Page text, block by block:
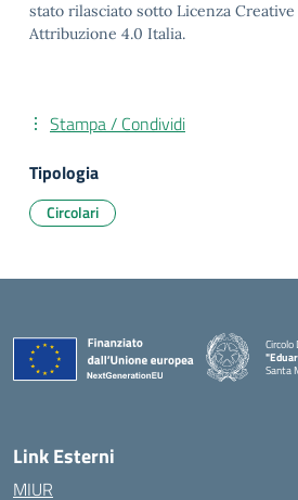
stato rilasciato sotto Licenza
Attribuzione 4.0 Italia.
Stampa / Condividi
Tipologia
Circolari
Santa
Link Esterni
MIUR